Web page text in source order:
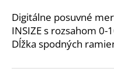
Digitálne posuvné
INSIZE s rozsahom
Dĺžka spodných
O
d
p
o
r